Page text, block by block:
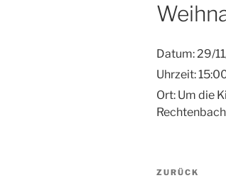
Datum: 29/
Uhrzeit:
Ort: Um die
Rechtenbach
Vorheriger
ZURÜCK